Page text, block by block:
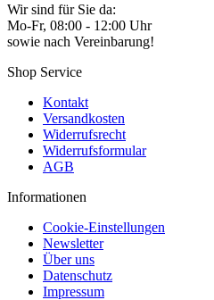
Wir sind für Sie da:
Mo-Fr, 08:00 - 12:00 Uhr
sowie nach Vereinbarung!
Shop Service
Kontakt
Versandkosten
Widerrufsrecht
Widerrufsformular
AGB
Informationen
Cookie-Einstellungen
Newsletter
Über uns
Datenschutz
Impressum